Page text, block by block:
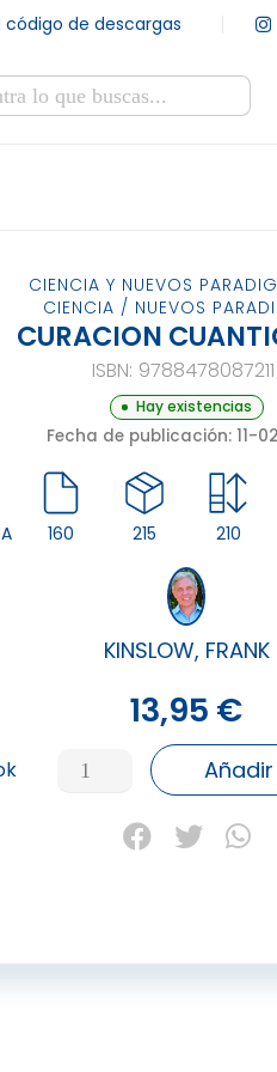
código de descargas
CIENCIA Y NUEVOS
CIENCIA / NUEVOS
CURACION
ISBN: 9788478087211
Hay existencias
Fecha de publicación: 11-
160 215 210
KINSLOW, FRANK
13,95 €
CURACION
CUANTICA,
cantidad